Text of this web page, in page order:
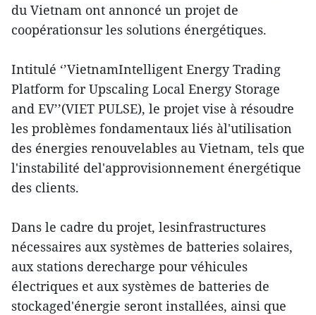
du Vietnam ont annoncé un projet de
coopérationsur les solutions énergétiques.
Intitulé ‘’VietnamIntelligent Energy Trading
Platform for Upscaling Local Energy Storage
and EV’’(VIET PULSE), le projet vise à résoudre
les problèmes fondamentaux liés àl'utilisation
des énergies renouvelables au Vietnam, tels que
l'instabilité del'approvisionnement énergétique
des clients.
Dans le cadre du projet, lesinfrastructures
nécessaires aux systèmes de batteries solaires,
aux stations derecharge pour véhicules
électriques et aux systèmes de batteries de
stockaged'énergie seront installées, ainsi que